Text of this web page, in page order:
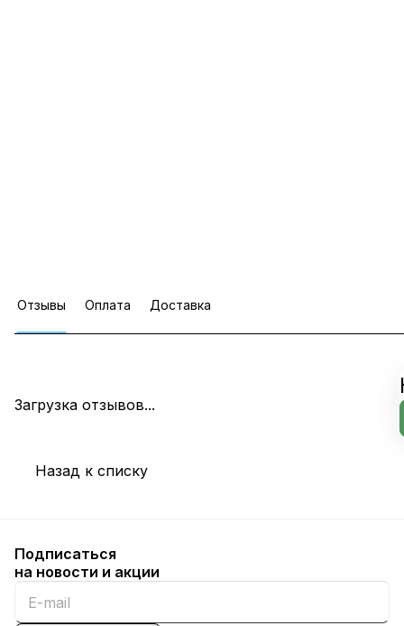
Отзывы Оплата Доставка
Загрузка отзывов...
Назад к списку
Подписаться
на новости и акции